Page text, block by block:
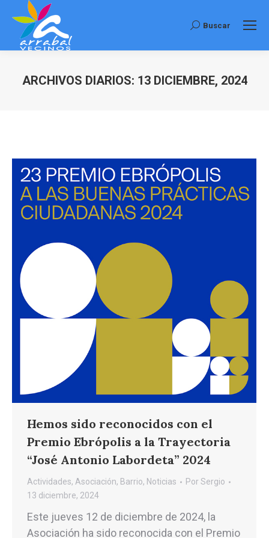
Buscar:
Buscar
ARCHIVOS DIARIOS: 13 DICIEMBRE, 2024
Hemos sido reconocidos con el
Premio Ebrópolis a la Trayectoria
“José Antonio Labordeta” 2024
Actividades, Asociación, Barrio, Noticias PorSergio
13 diciembre, 2024
Este jueves 12 de diciembre de 2024, la
Asociación ha sido reconocida con el Premio